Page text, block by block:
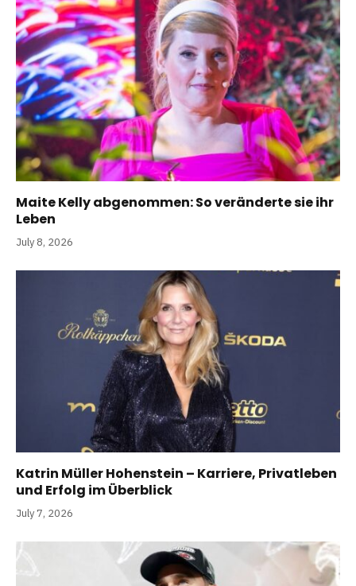
Maite Kelly abgenommen: So veränderte sie ihr
Leben
July 8, 2026
Katrin Müller Hohenstein – Karriere, Privatleben
und Erfolg im Überblick
July 7, 2026